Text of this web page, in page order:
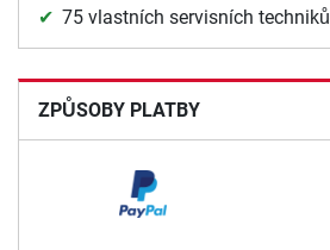
75 vlastních servisních techniků
ZPŮSOBY PLATBY